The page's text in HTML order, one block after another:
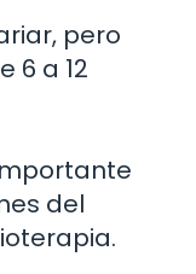
pero
6 a 12
del